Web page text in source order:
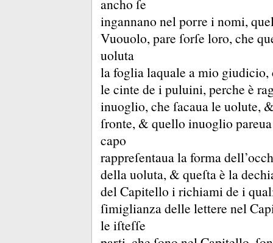
ancho ſe
ingannano nel porre i nomi,
Vuouolo, pare ſorſe loro, che
uoluta
la foglia laquale a mio giudicio,
le cinte de i puluini, perche è
inuoglio, che ſacaua le uolute,
ſronte, & quello inuoglio
capo
rappreſentaua la forma
della uoluta, & queſta è la
del Capitello i richiami de i
ſimiglianza delle lettere nel
le iſteſſe